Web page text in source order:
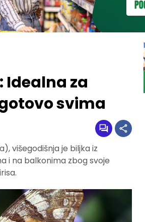
za
svima
višegodišnja je biljka iz
i na balkonima zbog svoje